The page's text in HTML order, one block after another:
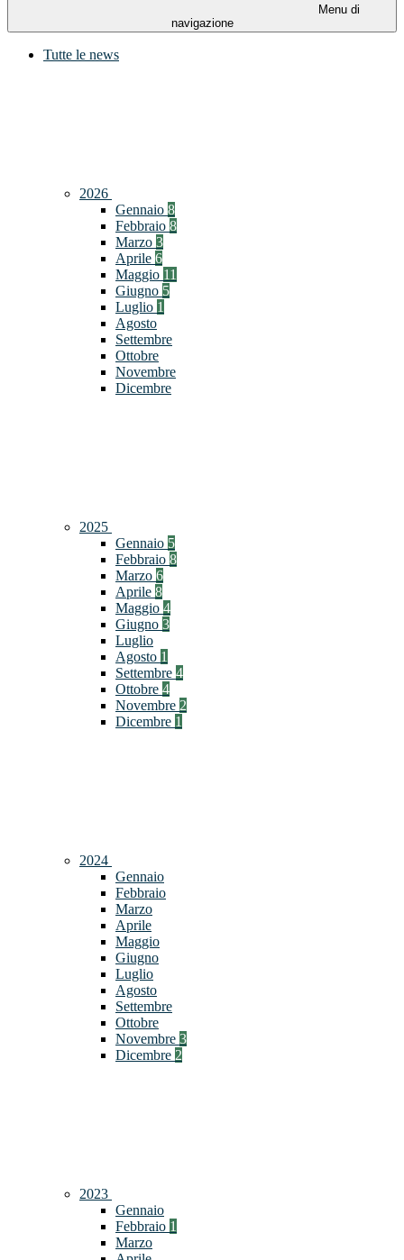
Menu di
navigazione
Tutte le news
2026
Gennaio 8
Febbraio 8
Marzo 3
Aprile 6
Maggio 11
Giugno 5
Luglio 1
Agosto
Settembre
Ottobre
Novembre
Dicembre
2025
Gennaio 5
Febbraio 8
Marzo 6
Aprile 8
Maggio 4
Giugno 3
Luglio
Agosto 1
Settembre 4
Ottobre 4
Novembre 2
Dicembre 1
2024
Gennaio
Febbraio
Marzo
Aprile
Maggio
Giugno
Luglio
Agosto
Settembre
Ottobre
Novembre 3
Dicembre 2
2023
Gennaio
Febbraio 1
Marzo